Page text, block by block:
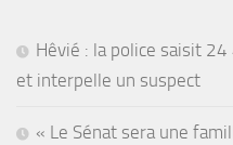
Hêvié : la police saisit
et interpelle un suspect
« Le Sénat sera une